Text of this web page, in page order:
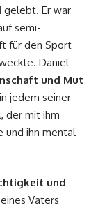
gelebt. Er war
semi-
für den Sport
Daniel
und Mut
jedem seiner
der mit ihm
und ihn mental
und
Vaters